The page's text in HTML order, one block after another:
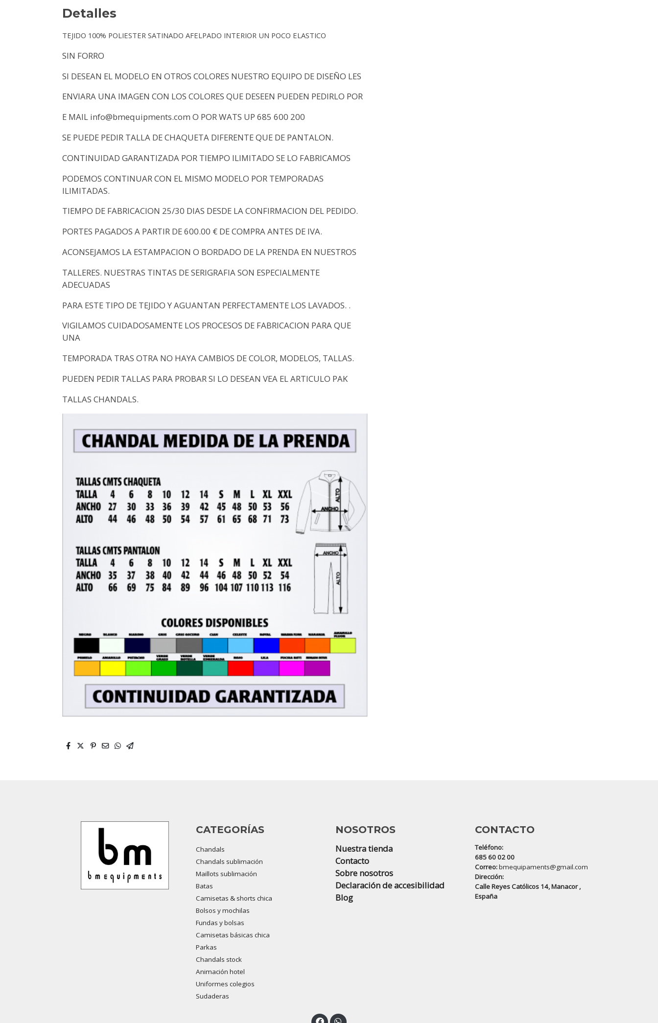
Detalles
TEJIDO 100% POLIESTER SATINADO AFELPADO INTERIOR UN POCO ELASTICO
SIN FORRO
SI DESEAN EL MODELO EN OTROS COLORES NUESTRO EQUIPO DE DISEÑO LES
ENVIARA UNA IMAGEN CON LOS COLORES QUE DESEEN PUEDEN PEDIRLO POR
E MAIL info@bmequipments.com O POR WATS UP 685 600 200
SE PUEDE PEDIR TALLA DE CHAQUETA DIFERENTE QUE DE PANTALON.
CONTINUIDAD GARANTIZADA POR TIEMPO ILIMITADO SE LO FABRICAMOS
PODEMOS CONTINUAR CON EL MISMO MODELO POR TEMPORADAS
ILIMITADAS.
TIEMPO DE FABRICACION 25/30 DIAS DESDE LA CONFIRMACION DEL PEDIDO.
PORTES PAGADOS A PARTIR DE 600.00 € DE COMPRA ANTES DE IVA.
ACONSEJAMOS LA ESTAMPACION O BORDADO DE LA PRENDA EN NUESTROS
TALLERES. NUESTRAS TINTAS DE SERIGRAFIA SON ESPECIALMENTE
ADECUADAS
PARA ESTE TIPO DE TEJIDO Y AGUANTAN PERFECTAMENTE LOS LAVADOS. .
VIGILAMOS CUIDADOSAMENTE LOS PROCESOS DE FABRICACION PARA QUE
UNA
TEMPORADA TRAS OTRA NO HAYA CAMBIOS DE COLOR, MODELOS, TALLAS.
PUEDEN PEDIR TALLAS PARA PROBAR SI LO DESEAN VEA EL ARTICULO PAK
TALLAS CHANDALS.
CATEGORÍAS
Chandals
Chandals sublimación
Maillots sublimación
Batas
Camisetas & shorts chica
Bolsos y mochilas
Fundas y bolsas
Camisetas básicas chica
Parkas
Chandals stock
Animación hotel
Uniformes colegios
Sudaderas
NOSOTROS
Nuestra tienda
Contacto
Sobre nosotros
Declaración de accesibilidad
Blog
CONTACTO
Teléfono:
685 60 02 00
Correo:bmequipaments@gmail.com
Dirección:
Calle Reyes Católicos 14, Manacor ,
España